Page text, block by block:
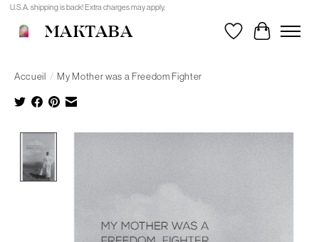
U.S.A. shipping is back! Extra charges may apply.
MAKTABA Liste de souhaits
Panier
Accueil / My Mother was a Freedom Fighter